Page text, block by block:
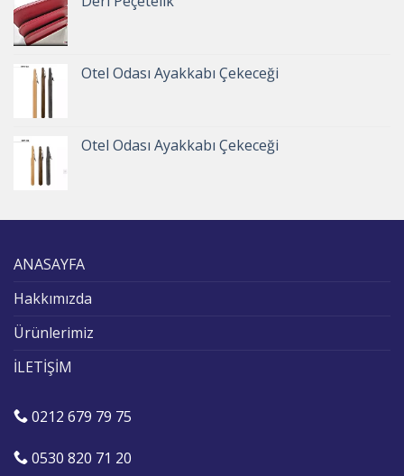
Otel Odası Ayakkabı Çekeceği
Otel Odası Ayakkabı Çekeceği
ANASAYFA
Hakkımızda
Ürünlerimiz
İLETİŞİM
0212 679 79 75
0530 820 71 20